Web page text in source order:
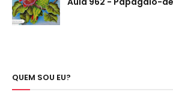
QUEM SOU EU?